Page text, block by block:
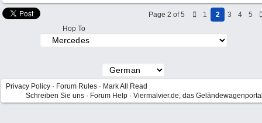
Page 2 of 5 1 2 3 4
5
Hop To
Privacy Policy · Forum Rules · Mark All Read
Schreiben Sie uns · Forum Help · Viermalvier.de, das